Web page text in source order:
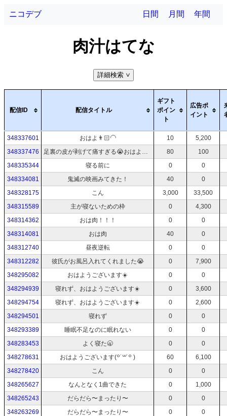
ニコデブ 日間 月間 年間
肉汁はてな
詳細検索 >
配信ID 配信タイトル
ギフト
ポイン
ト
広告ポ
イント
348337601 おはよ👨🏻‍🦲 10
5,200
348337476
足裏の皮が剥げて痛すぎる😭おはよう！ 80
100
348335344
寝る前に 0
0
348334081
鬼滅の映画みてきた！ 40
0
348328175
こん 3,000
33,500
348315589
主が寝ないための枠 0
4,300
348314362
おは肉！！！ 0
0
348314081
おは肉 40
0
348312740
昼夜逆転 0
0
348312282
彼氏がお風呂入れてくれました😭 0
7,900
348295082
おはようございます☀️ 0
0
348294939
寝れず、おはようございます☀️ 0
3,600
348294754
寝れず、おはようございます☀️ 0
2,600
348294501
寝れず 0
0
348293389
睡眠不足なのに眠れない 0
0
348283453
よく寝た🥱 0
0
348278631
おはようございます(꒪˙꒳˙꒪ ) 60
6,100
348278420
こん 0
0
348265627
なんとなく1曲できた 0
1,000
348265243
だらだら〜まったり〜 0
0
348263269
だらだら〜まったり〜 0
0